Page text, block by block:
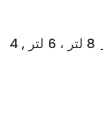
كوكوطة تركية اينوكس 18/10 _ 8 لتر ، 6 لتر , 4